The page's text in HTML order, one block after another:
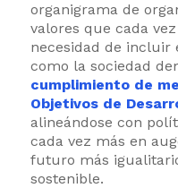
organigrama de
valores que cada
necesidad de incluir
como la sociedad
cumplimiento de
Objetivos de
alineándose con
cada vez más en
futuro más
sostenible.